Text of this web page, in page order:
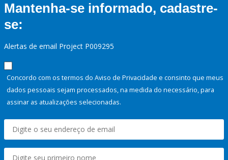
Mantenha-se informado, cadastre-
se:
Alertas de email Project P009295
Concordo com os termos do Aviso de Privacidade e consinto que meus
dados pessoais sejam processados, na medida do necessário, para
assinar as atualizações selecionadas.